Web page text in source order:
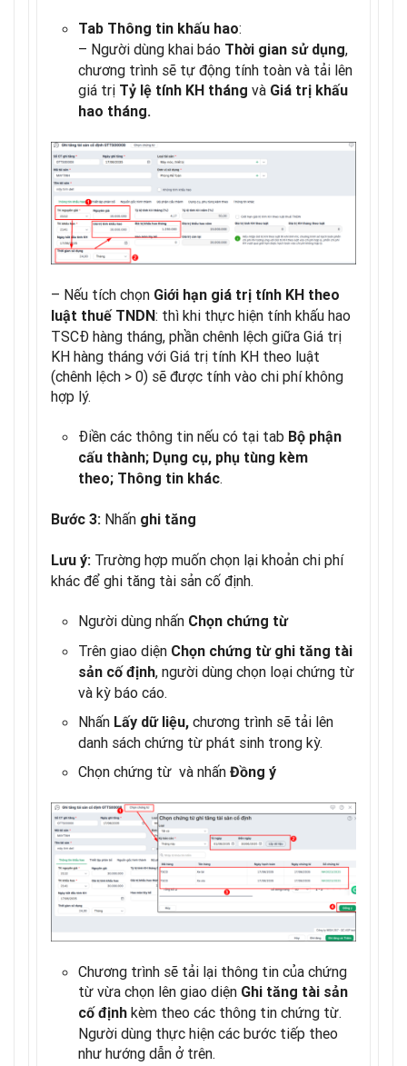
Tab Thông tin khấu hao:
– Người dùng khai báo Thời gian sử dụng,
chương trình sẽ tự động tính toàn và tải lên
giá trị Tỷ lệ tính KH tháng và Giá trị khấu
hao tháng.
– Nếu tích chọn Giới hạn giá trị tính KH theo
luật thuế TNDN: thì khi thực hiện tính khấu hao
TSCĐ hàng tháng, phần chênh lệch giữa Giá trị
KH hàng tháng với Giá trị tính KH theo luật
(chênh lệch > 0) sẽ được tính vào chi phí không
hợp lý.
Điền các thông tin nếu có tại tab Bộ phận
cấu thành; Dụng cụ, phụ tùng kèm
theo; Thông tin khác.
Bước 3: Nhấn ghi tăng
Lưu ý: Trường hợp muốn chọn lại khoản chi phí
khác để ghi tăng tài sản cố định.
Người dùng nhấn Chọn chứng từ
Trên giao diện Chọn chứng từ ghi tăng tài
sản cố định, người dùng chọn loại chứng từ
và kỳ báo cáo.
Nhấn Lấy dữ liệu, chương trình sẽ tải lên
danh sách chứng từ phát sinh trong kỳ.
Chọn chứng từ và nhấn Đồng ý
Chương trình sẽ tải lại thông tin của chứng
từ vừa chọn lên giao diện Ghi tăng tài sản
cố định kèm theo các thông tin chứng từ.
Người dùng thực hiện các bước tiếp theo
như hướng dẫn ở trên.